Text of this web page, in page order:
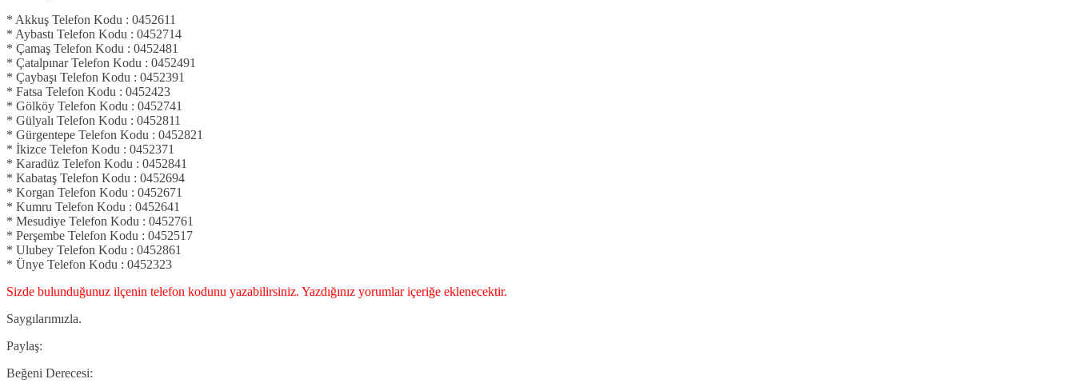
* Akkuş Telefon Kodu : 0452611
* Aybastı Telefon Kodu : 0452714
* Çamaş Telefon Kodu : 0452481
* Çatalpınar Telefon Kodu : 0452491
* Çaybaşı Telefon Kodu : 0452391
* Fatsa Telefon Kodu : 0452423
* Gölköy Telefon Kodu : 0452741
* Gülyalı Telefon Kodu : 0452811
* Gürgentepe Telefon Kodu : 0452821
* İkizce Telefon Kodu : 0452371
* Karadüz Telefon Kodu : 0452841
* Kabataş Telefon Kodu : 0452694
* Korgan Telefon Kodu : 0452671
* Kumru Telefon Kodu : 0452641
* Mesudiye Telefon Kodu : 0452761
* Perşembe Telefon Kodu : 0452517
* Ulubey Telefon Kodu : 0452861
* Ünye Telefon Kodu : 0452323
Sizde bulunduğunuz ilçenin telefon kodunu yazabilirsiniz. Yazdığınız yorumlar içeriğe eklenecektir.
Saygılarımızla.
Paylaş:
Beğeni Derecesi: